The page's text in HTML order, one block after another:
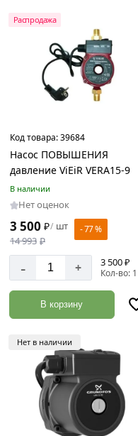
кВт
Глубина
погружения
1.5
м
Распродажа
Код товара:39684
Насос ПОВЫШЕНИЯ
давление ViEiR VERA15-9
В наличии
Нет оценок
3 500 ₽/ шт
14 993 ₽
- 77 %
- + 3 500 ₽
Кол-во: 1
В корзину
Нет в наличии